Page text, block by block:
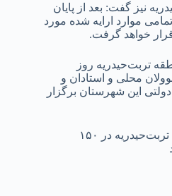
نیز گفت: بعد از پایان
موارد ارایه شده مورد
خواهد گرفت.
تربت‌حیدریه روز
محلی و استادان و
این شهرستان برگزار
مرکز شهرستان ۲۲۵ هزار نفری تربت‌حیدریه در ۱۵۰